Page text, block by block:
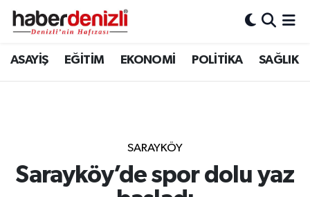
ASAYİŞ EĞİTİM EKONOMİ POLİTİKA SAĞLIK
SARAYKÖY
Sarayköy’de spor dolu yaz
Denizli Nöbetçi Eczaneler
Tüm Manşetler